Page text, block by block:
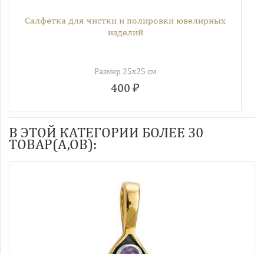
Салфетка для чистки и полировки ювелирных
изделий
Размер 25х25 см
400 ₽
В ЭТОЙ КАТЕГОРИИ БОЛЕЕ 30
ТОВАР(А,ОВ):